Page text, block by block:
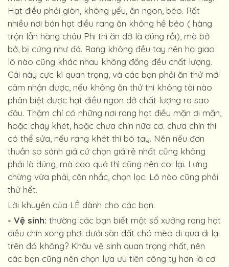
Hạt điều phải giòn, không yểu, ăn ngon, béo. Rất
nhiều nơi bán hạt điều rang ăn không hề béo ( hàng
trộn lẫn hàng châu Phi thì ăn dở là đúng rồi), mà bở
bở, bị cứng như đá. Rang không đều tay nên họ giao
lô nào cũng khác nhau không đồng đều chất lượng.
Cái này cực kì quan trọng, và các bạn phải ăn thử mới
cảm nhận được, nếu không ăn thử thì không tài nào
phân biệt được hạt điều ngon dở chất lượng ra sao
đâu. Thậm chí có những nơi rang hạt điều mặn ơi mặn,
hoặc cháy khét, hoặc chưa chín nữa cơ. chưa chín thì
có thể sửa, nếu rang khét thì bó tay. Nên nếu đơn
thuần so sánh giá cứ chọn giá rẻ nhất cũng không
phải là đúng, mà cao quá thì cũng nên coi lại. Lưng
chừng vừa phải, cân nhắc, chọn lọc. Lô nào cũng phải
thử hết.
Lời khuyên của LÊ dành cho các bạn.
- Vệ sinh: thường các bạn biết một số xưởng rang hạt
điều chín xong phơi dưới sàn đất chó mèo đi qua đi lại
trên đó không? Khâu vệ sinh quan trọng nhất, nên
các bạn cũng nên chọn lựa ưu tiên công ty hơn là cơ